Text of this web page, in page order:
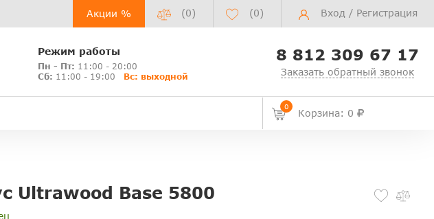
Акции % (0) (0) Вход / Регистрация
Режим работы
Пн - Пт: 11:00 - 20:00
Сб: 11:00 - 19:00 Вс: выходной
8 812 309 67 17
Заказать обратный звонок
0
Корзина: 0
Ultrawood Base 5800